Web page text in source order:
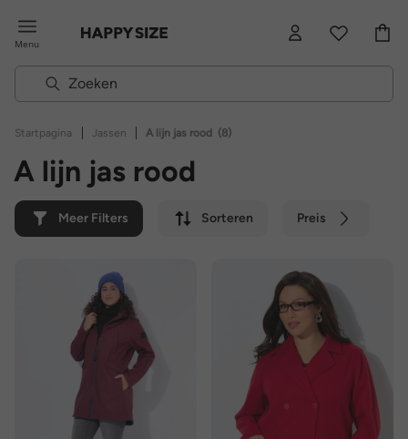
Menu
Startpagina | Jassen | A lijn jas rood (8)
A lijn jas rood
Meer Filters Sorteren Preis